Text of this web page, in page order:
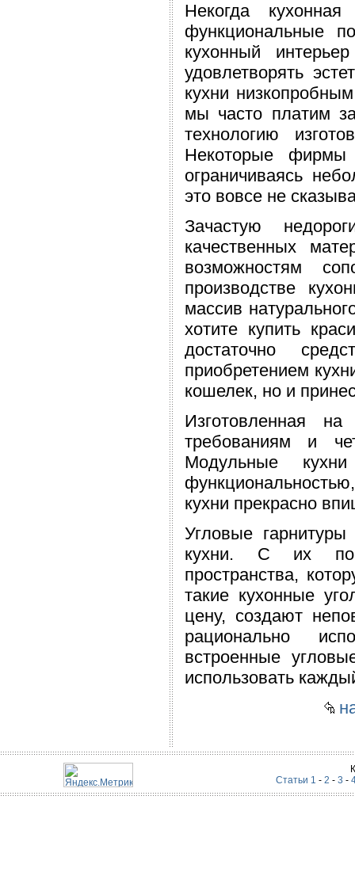
Некогда
функциональные
кухонный
удовлетворять
кухни
мы часто платим
технологию
Некоторые фирмы
ограничиваясь
это вовсе не
Зачастую
качественных
возможностям
производстве
массив
хотите купить
достаточно
приобретением
кошелек, но и
Изготовленная
требованиям и
Модульные
кухни прекрасно
Угловые гарнитуры
кухни. С их
пространства,
такие кухонные
цену, создают
рационально
встроенные
использовать
Статьи 1 - 2 - 3 -